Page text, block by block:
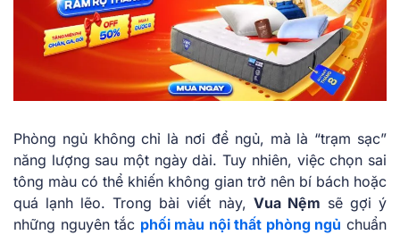
Phòng ngủ không chỉ là nơi để ngủ, mà là “trạm sạc”
năng lượng sau một ngày dài. Tuy nhiên, việc chọn sai
tông màu có thể khiến không gian trở nên bí bách hoặc
quá lạnh lẽo. Trong bài viết này, Vua Nệm sẽ gợi ý
những nguyên tắc phối màu nội thất phòng ngủ chuẩn